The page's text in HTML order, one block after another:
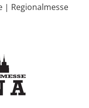
| Regionalmesse